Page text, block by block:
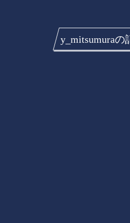
y_mitsumuraの